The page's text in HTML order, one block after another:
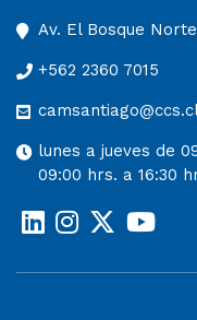
Av. El Bosque
+562 2360 7015
lunes a jueves de
09:00 hrs. a 16:30